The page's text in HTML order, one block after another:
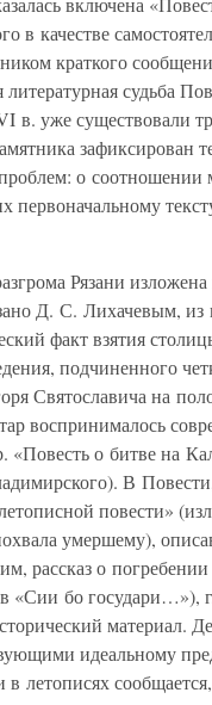
в качестве
краткого
литературная судьба
в. уже существовали
зафиксирован
о
первоначальному
Рязани
Д. С. Лихачевым, из
факт взятия
подчиненного
Святославича на
воспринималось
«Повесть о битве на
В
повести»
умершему),
рассказ о
«Сии бо государи…»),
материал.
идеальному
в летописях